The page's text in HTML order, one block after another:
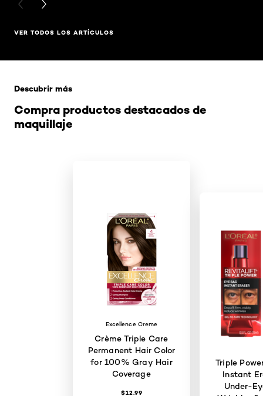
PREVIOUS CARD
NEXT CARD
VER TODOS LOS ARTÍCULOS
Compra productos destacados de
maquillaje
Descubrir más
Excellence Creme
Crème Triple Care
Permanent Hair Color
for 100% Gray Hair
Coverage
$12.99
Triple
Instant
Under-